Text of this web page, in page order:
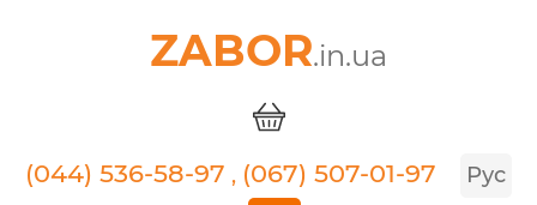
ZABOR.in.ua
(044) 536-58-97 , (067) 507-01-97
Рус